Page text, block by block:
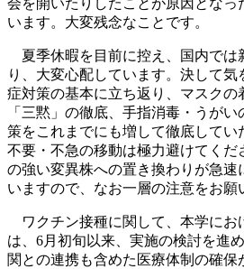
会を開いたりしたことが原因となっ
います。大変残念なことです。
夏季休暇を目前に控え、国内では
り、大変心配しています。決して
症対策の基本に立ち返り、マスクの
「三黙」の徹底、手指消毒・うが
策をこれまでにも増して徹底してい
不要・不急の移動は極力避けてくだ
の強い変異株への置き換わりが急速
いますので、なお一層の注意をお願
ワクチン接種に関して、本学にお
は、6月初旬以来、実施の検討を進
関との連携も含めた医療体制の確保